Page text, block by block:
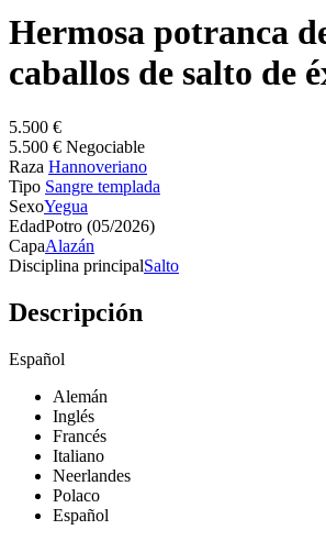
Hermosa potranca
caballos de salto de
5.500 €
5.500 € Negociable
Raza Hannoveriano
Tipo Sangre templada
SexoYegua
EdadPotro (05/2026)
CapaAlazán
Disciplina principalSalto
Descripción
Español
Alemán
Inglés
Francés
Italiano
Neerlandes
Polaco
Español